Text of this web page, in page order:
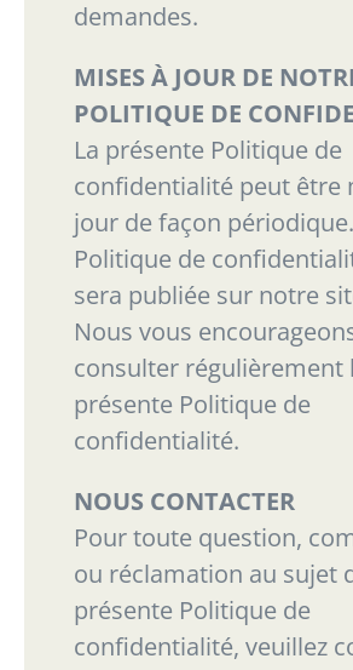
demandes.
MISES À JOUR DE
POLITIQUE DE
La présente Politique de
confidentialité peut être
jour de façon
Politique de
sera publiée sur notre
Nous vous
consulter régulièrement
présente Politique de
confidentialité.
NOUS CONTACTER
Pourtoute question,
ou réclamation au sujet
présente Politique de
confidentialité, veuillez